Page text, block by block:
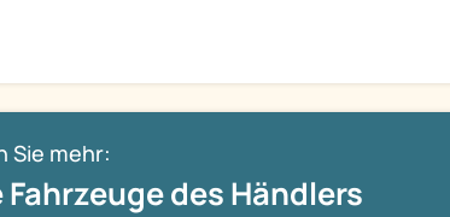
Sie mehr:
des Händlers